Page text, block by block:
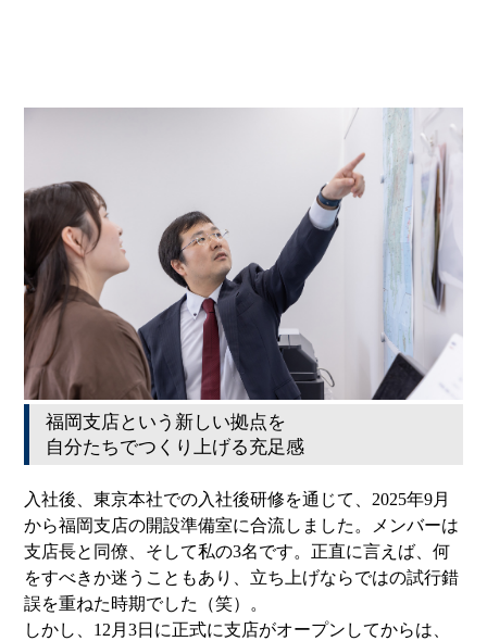
福岡支店という新しい拠点を
自分たちでつくり上げる充足感
入社後、東京本社での入社後研修を通じて、2025年9月
から福岡支店の開設準備室に合流しました。メンバーは
支店長と同僚、そして私の3名です。正直に言えば、何
をすべきか迷うこともあり、立ち上げならではの試行錯
誤を重ねた時期でした（笑）。
しかし、12月3日に正式に支店がオープンしてからは、